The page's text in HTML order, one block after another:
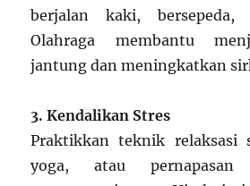
berjalan kaki, bersepeda,
Olahraga membantu
jantung dan meningkatkan
3. Kendalikan Stres
Praktikkan teknik relaksasi
yoga, atau